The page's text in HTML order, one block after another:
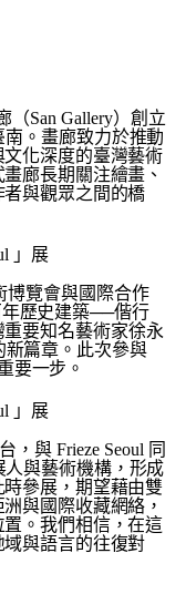
（San Gallery）創立
。畫廊致力於推動
化深度的臺灣藝術
廊長期關注繪畫、
與觀眾之間的橋
博覽會與國際合作
歷史建築──偕行
要知名藝術家徐永
新篇章。此次參與
要一步。
，與Frieze Seoul 同
與藝術機構，形成
參展，期望藉由雙
與國際收藏網絡，
。我們相信，在這
與語言的往復對